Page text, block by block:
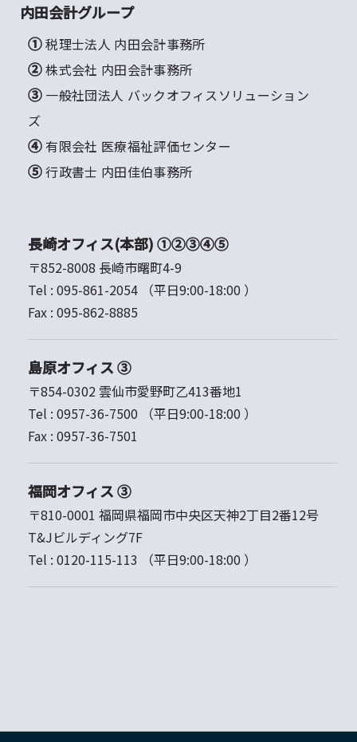
内田会計グループ
① 税理士法人 内田会計事務所
② 株式会社 内田会計事務所
③ 一般社団法人 バックオフィスソリューション
ズ
④ 有限会社 医療福祉評価センター
⑤ 行政書士 内田佳伯事務所
長崎オフィス(本部) ①②③④⑤
〒852-8008 長崎市曙町4-9
Tel : 095-861-2054
（平日9:00-18:00 ）
Fax : 095-862-8885
島原オフィス ③
〒854-0302 雲仙市愛野町乙413番地1
Tel : 0957-36-7500
（平日9:00-18:00 ）
Fax : 0957-36-7501
福岡オフィス ③
〒810-0001 福岡県福岡市中央区天神2丁目2番12号
T&Jビルディング7F
Tel : 0120-115-113 （平日9:00-18:00 ）